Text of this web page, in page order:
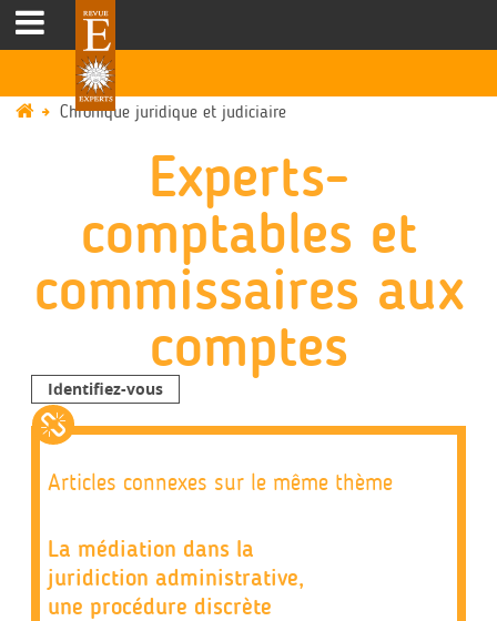
Chronique juridique et judiciaire
Experts-
comptables et
commissaires aux
comptes
Identifiez-vous
Articles connexes sur le même thème
La médiation dans la
juridiction administrative,
une procédure discrète